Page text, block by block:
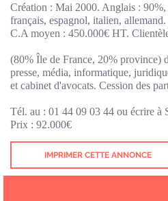
Création : Mai 2000. Anglais : 90%,
français, espagnol, italien, allemand.
C.A moyen : 450.000€ HT.
(80% Île de France, 20% province)
presse, média, informatique,
et cabinet d'avocats. Cession des
Tél. au : 01 44 09 03 44 ou écrire à
Prix : 92.000€
IMPRIMER CETTE ANNONCE